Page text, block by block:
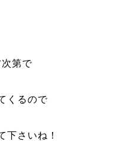
第で
くるので
下さいね！